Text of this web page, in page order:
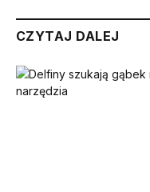
CZYTAJ DALEJ